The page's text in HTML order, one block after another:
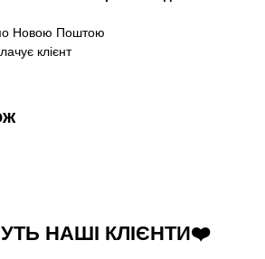
Новою Поштою
клієнт
НАШІ КЛІЄНТИ❤️